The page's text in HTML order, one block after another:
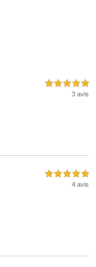
5,0 étoiles sur 5
3 avis
5,0 étoiles sur 5
4 avis